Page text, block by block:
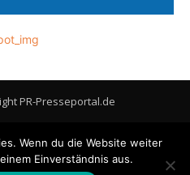
PR-Presseportal.de
Cookie-Richtlinie (EU)
Wenn du die Website weiter
Einverständnis aus.